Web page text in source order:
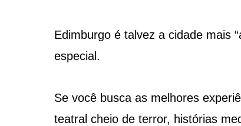
Edimburgo é talvez a cidade mais
especial.
Se você busca as melhores
teatral cheio de terror, histórias